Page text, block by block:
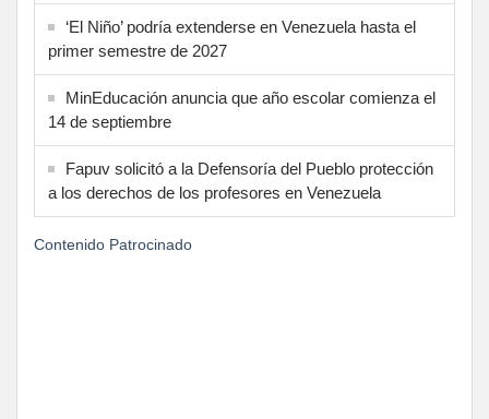
‘El Niño’ podría extenderse en Venezuela hasta el
primer semestre de 2027
MinEducación anuncia que año escolar comienza el
14 de septiembre
Fapuv solicitó a la Defensoría del Pueblo protección
a los derechos de los profesores en Venezuela
Contenido Patrocinado